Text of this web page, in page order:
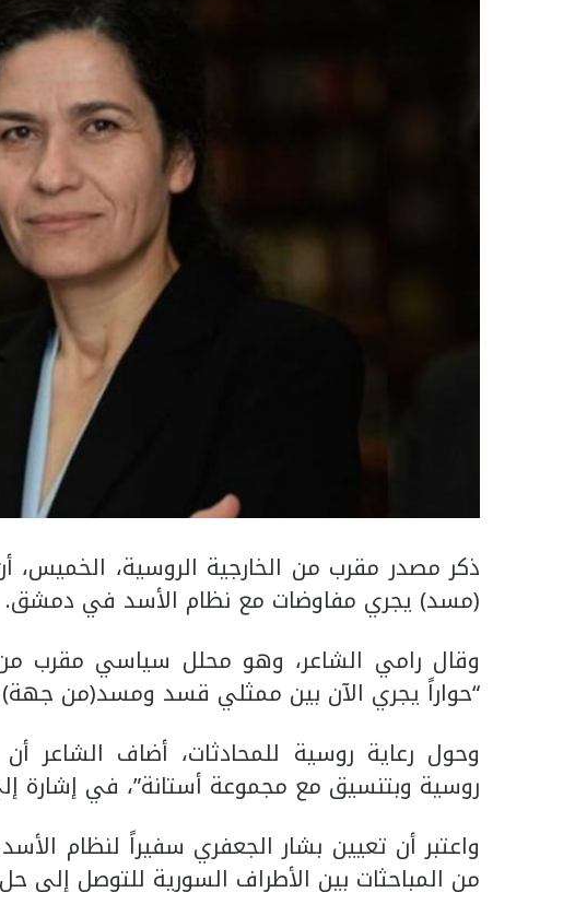
ذكر مصدر مقرب من الخارجية الروسية، الخميس،
(مسد) يجري مفاوضات مع نظام الأسد في دمشق.
وقال رامي الشاعر، وهو محلل سياسي مقرب من
“حواراً يجري الآن بين ممثلي قسد ومسد(من
وحول رعاية روسية للمحادثات، أضاف الشاعر أن
روسية وبتنسيق مع مجموعة أستانة”، في إشارة
واعتبر أن تعيين بشار الجعفري سفيراً لنظام
من المباحثات بين الأطراف السورية للتوصل إلى